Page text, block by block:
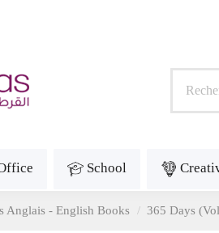
School
Anglais - English Books 365 Days